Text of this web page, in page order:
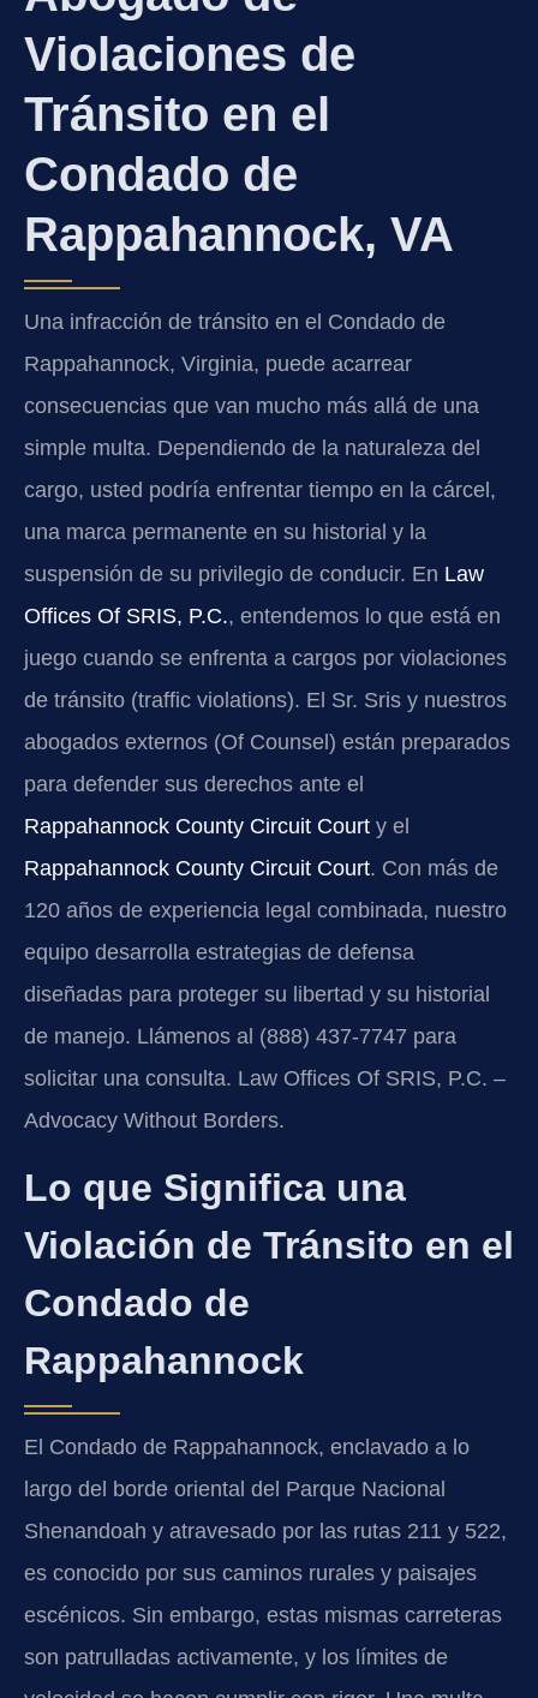
Violaciones de
Tránsito en el
Condado de
Rappahannock, VA
Una infracción de tránsito en el Condado de
Rappahannock, Virginia, puede acarrear
consecuencias que van mucho más allá de una
simple multa. Dependiendo de la naturaleza del
cargo, usted podría enfrentar tiempo en la cárcel,
una marca permanente en su historial y la
suspensión de su privilegio de conducir. En Law
Offices Of SRIS, P.C., entendemos lo que está en
juego cuando se enfrenta a cargos por violaciones
de tránsito (traffic violations). El Sr. Sris y nuestros
abogados externos (Of Counsel) están preparados
para defender sus derechos ante el
Rappahannock County Circuit Court y el
Rappahannock County Circuit Court. Con más de
120 años de experiencia legal combinada, nuestro
equipo desarrolla estrategias de defensa
diseñadas para proteger su libertad y su historial
de manejo. Llámenos al (888) 437-7747 para
solicitar una consulta. Law Offices Of SRIS, P.C. –
Advocacy Without Borders.
Lo que Significa una
Violación de Tránsito en el
Condado de
Rappahannock
El Condado de Rappahannock, enclavado a lo
largo del borde oriental del Parque Nacional
Shenandoah y atravesado por las rutas 211 y 522,
es conocido por sus caminos rurales y paisajes
escénicos. Sin embargo, estas mismas carreteras
son patrulladas activamente, y los límites de